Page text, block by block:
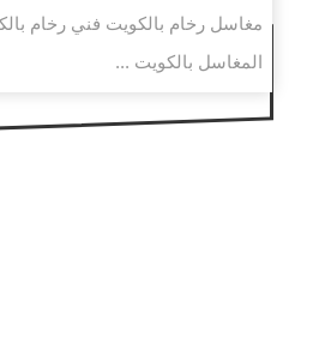
مغاسل رخام بالكويت فني رخام
المغاسل بالكويت ...